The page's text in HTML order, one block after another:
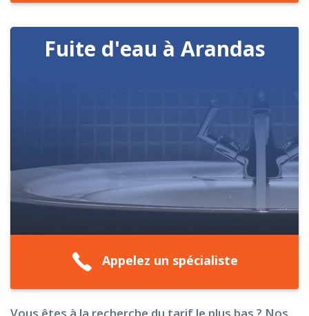
Fuite d'eau à Arandas
Appelez un spécialiste